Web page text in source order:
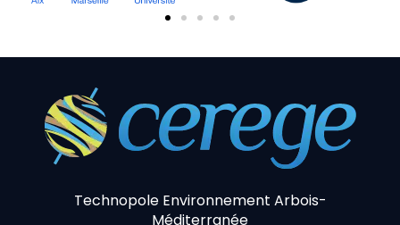
Technopole Environnement Arbois-
Méditerranée